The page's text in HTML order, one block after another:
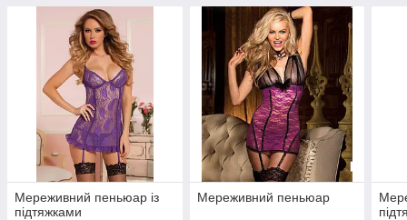
Мереживний пеньюар із
підтяжками
Мереживний пеньюар